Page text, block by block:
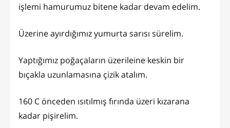
işlemi hamurumuz bitene kadar devam edelim.
Üzerine ayırdığımız yumurta sarısı sürelim.
Yaptığımız poğaçaların üzerileine keskin bir
bıçakla uzunlamasına çizik atalım.
160 C önceden ısıtılmış fırında üzeri kızarana
kadar pişirelim.